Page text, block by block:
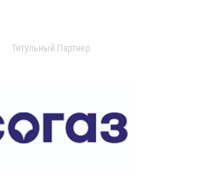
Титульный Партнер